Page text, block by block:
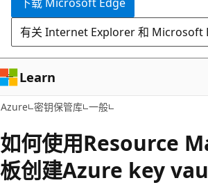
有关 Internet Explorer 和 Microsoft
Learn
Azure 密钥保管库 一般
如何使用Resource
板创建Azure key